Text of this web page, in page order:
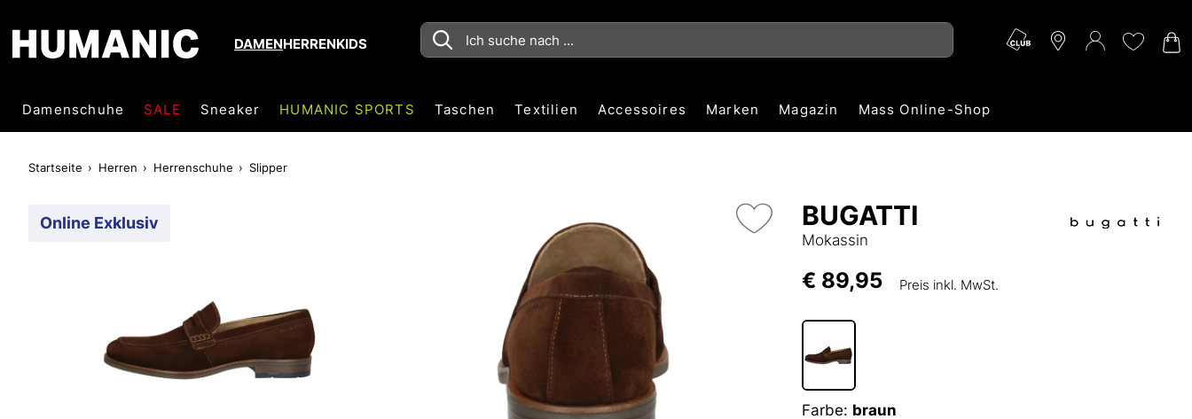
DAMENHERRENKIDS
Damenschuhe SALE Sneaker HUMANIC SPORTS Taschen Textilien Accessoires Marken Magazin Mass Online-Shop
Startseite Herren Herrenschuhe Slipper
Online Exklusiv BUGATTI
Mokassin
€ 89,95 Preis inkl. MwSt.
Farbe: braun